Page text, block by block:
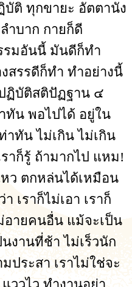
ติ ทุกขายะ อัตตานัง
ำบาก กายก็ดี
รมอันนี้ มันดีก็ทำ
สรรดีก็ทำ ทำอย่างนี้
ฏิบัติสติปัฏฐาน ๔
ทัน พอไปได้ อยู่ใน
าทัน ไม่เกิน ไม่เกิน
าก็รู้ ถ้ามากไป แหม!
หว ตกหล่นได้เหมือน
เราก็ไม่เอา เราก็
อายคนอื่น แม้จะเป็น
งานที่ช้า ไม่เร็วนัก
ประสา เราไม่ใช่จะ